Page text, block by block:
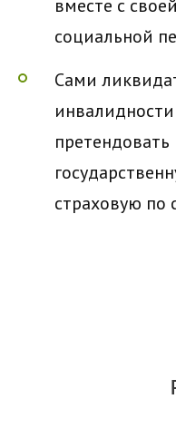
вместе с
социальной
Сами
страховую по